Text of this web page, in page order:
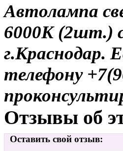
Автолампа
6000K (2шт.)
г.Краснодар.
телефону
Отзывы об
Оставить свой отзыв: